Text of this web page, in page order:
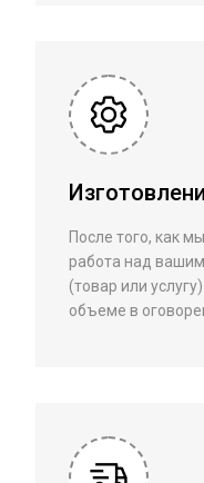
После того, как
работа над
(товар или
объеме в